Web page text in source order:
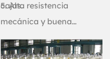
cajas.
5. Alta resistencia
mecánica y buena
resistencia al impacto.